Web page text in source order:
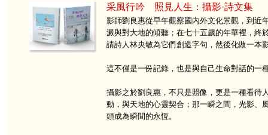
采風行吟 照見人生：攝影·詩文集
影師劉良惠從早年觀察國內外文化景觀，到近
澱與對大地的傾聽；在七十五歲的年華裡，終
請詩人林央敏為它們創造字句，然後化做一本
這不僅是一份記錄，也是與自己生命對話的一
攝影之於劉良惠，不只是照像，更是一種看待
動，與天地的心靈契合；那一瞬之間，光影、
頭成為瞬間的永恆。